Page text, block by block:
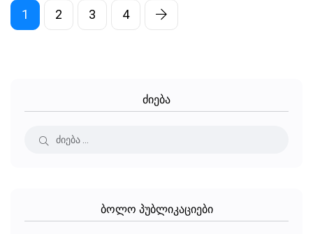
1 2 3 4
ძიება
ბოლო პუბლიკაციები